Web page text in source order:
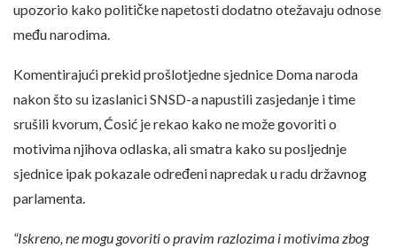
upozorio kako političke napetosti dodatno otežavaju odnose
među narodima.
Komentirajući prekid prošlotjedne sjednice Doma naroda
nakon što su izaslanici SNSD-a napustili zasjedanje i time
srušili kvorum, Ćosić je rekao kako ne može govoriti o
motivima njihova odlaska, ali smatra kako su posljednje
sjednice ipak pokazale određeni napredak u radu državnog
parlamenta.
“Iskreno, ne mogu govoriti o pravim razlozima i motivima zbog